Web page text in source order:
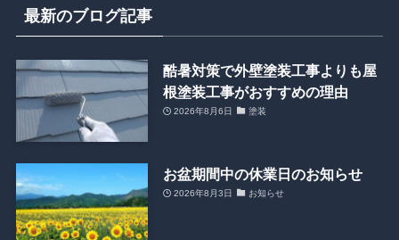
最新のブログ記事
酷暑対策で外壁塗装工事よりも屋
根塗装工事がおすすめの理由
2026年8月6日 塗装
お盆期間中の休業日のお知らせ
2026年8月3日 お知らせ